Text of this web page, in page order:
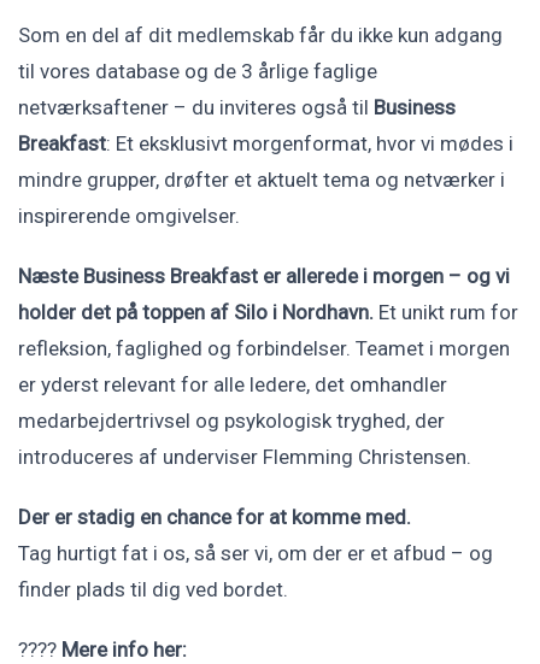
Som en del af dit medlemskab får du ikke kun adgang
til vores database og de 3 årlige faglige
netværksaftener – du inviteres også til Business
Breakfast: Et eksklusivt morgenformat, hvor vi mødes i
mindre grupper, drøfter et aktuelt tema og netværker i
inspirerende omgivelser.
Næste Business Breakfast er allerede i morgen – og vi
holder det på toppen af Silo i Nordhavn. Et unikt rum for
refleksion, faglighed og forbindelser. Teamet i morgen
er yderst relevant for alle ledere, det omhandler
medarbejdertrivsel og psykologisk tryghed, der
introduceres af underviser Flemming Christensen.
Der er stadig en chance for at komme med.
Tag hurtigt fat i os, så ser vi, om der er et afbud – og
finder plads til dig ved bordet.
???? Mere info her: